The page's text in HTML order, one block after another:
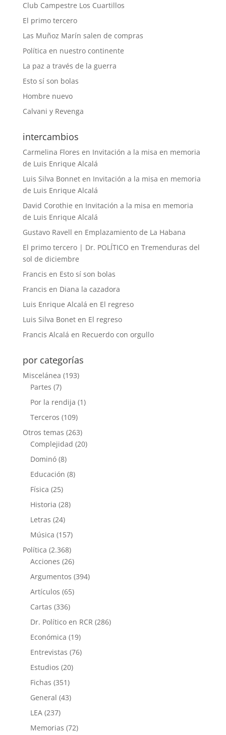
Club Campestre Los Cuartillos
El primo tercero
Las Muñoz Marín salen de compras
Política en nuestro continente
La paz a través de la guerra
Esto sí son bolas
Hombre nuevo
Calvani y Revenga
intercambios
Carmelina Flores en Invitación a la misa en memoria
de Luis Enrique Alcalá
Luis Silva Bonneten Invitación a la misa en memoria
de Luis Enrique Alcalá
David Corothie en Invitación a la misa en memoria
de Luis Enrique Alcalá
Gustavo Ravell en Emplazamiento de La Habana
El primo tercero | Dr. POLÍTICO en Tremenduras del
sol de diciembre
Francis en Esto sí son bolas
Francis en Diana la cazadora
Luis Enrique Alcalá en El regreso
Luis Silva Boneten El regreso
Francis Alcalá en Recuerdo con orgullo
por categorías
Miscelánea (193)
Partes (7)
Por la rendija (1)
Terceros (109)
Otros temas (263)
Complejidad (20)
Dominó(8)
Educación (8)
Física (25)
Historia (28)
Letras (24)
Música (157)
Política (2.368)
Acciones (26)
Argumentos (394)
Artículos (65)
Cartas (336)
Dr. Político en RCR (286)
Económica (19)
Entrevistas (76)
Estudios (20)
Fichas (351)
General (43)
LEA(237)
Memorias (72)